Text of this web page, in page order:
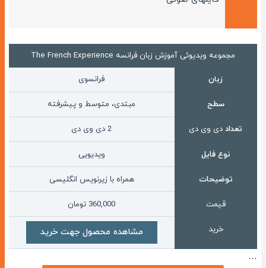
مجموعه ویدیوئی آموزش زبان فرانسه The French Experience
زبان فرانسوی
سطح مبتدی، متوسط و پیشرفته
تعداددی وی دی 2 دی وی دی
نوع فایل ویدیویی
توضیحات همراه با زیرنویس انگلیسی
قیمت 360,000 تومان
خرید
مشاهده محصول جهت خرید
…